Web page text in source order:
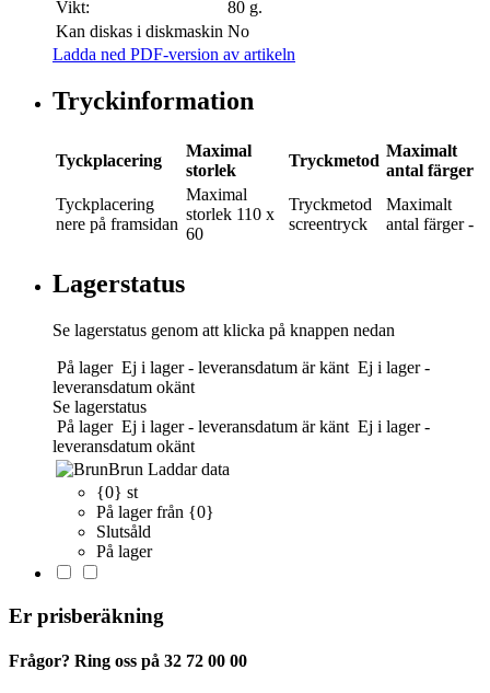
Vikt:
80 g.
Kan diskas i diskmaskin No
Ladda ned PDF-version av artikeln
Tryckinformation
Tyckplacering
Maximal
storlek
Tryckmetod
Maximalt
antal färger
Tyckplacering
nere på framsidan
Maximal
storlek 110 x
60
Tryckmetod
screentryck
Maximalt
antal färger -
Lagerstatus
Se lagerstatus genom att klicka på knappen nedan
På lager Ej i lager - leveransdatum är känt Ej i lager -
leveransdatum okänt
Se lagerstatus
På lager Ej i lager - leveransdatum är känt Ej i lager -
leveransdatum okänt
Brun Laddar data
{0} st
På lager från {0}
Slutsåld
På lager
Er prisberäkning
Frågor? Ring oss på 32 72 00 00